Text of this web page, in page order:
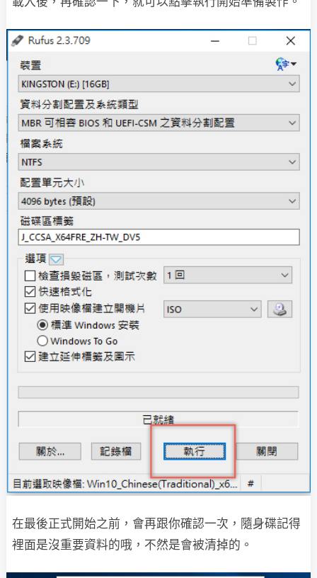
在最後正式開始之前，會再跟你確認一次，隨身碟記得
裡面是沒重要資料的哦，不然是會被清掉的。